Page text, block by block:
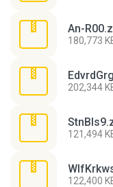
An-
180,773
202,344
121,494
122,400